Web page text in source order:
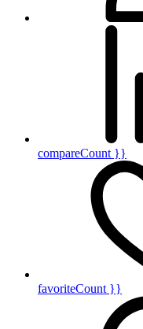
compareCount }}
favoriteCount }}